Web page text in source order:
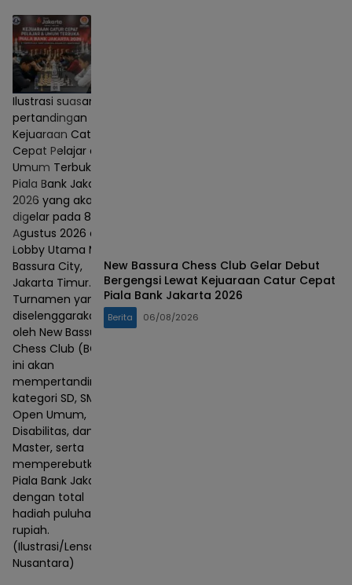
Ilustrasi suasana
pertandingan
Kejuaraan Catur
Cepat Pelajar dan
Umum Terbuka
Piala Bank Jakarta
2026 yang akan
digelar pada 8–9
Agustus 2026 di
Lobby Utama Mall
Bassura City,
Jakarta Timur.
Turnamen yang
diselenggarakan
oleh New Bassura
Chess Club (BCC)
ini akan
mempertandingkan
kategori SD, SMP,
Open Umum,
Disabilitas, dan
Master, serta
memperebutkan
Piala Bank Jakarta
dengan total
hadiah puluhan juta
rupiah.
(Ilustrasi/Lensa
Nusantara)
New Bassura Chess Club Gelar Debut
Bergengsi Lewat Kejuaraan Catur Cepat
Piala Bank Jakarta 2026
Berita 06/08/2026